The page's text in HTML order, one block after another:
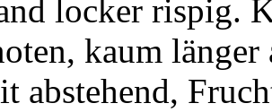
locker rispig.
kaum
abstehend,